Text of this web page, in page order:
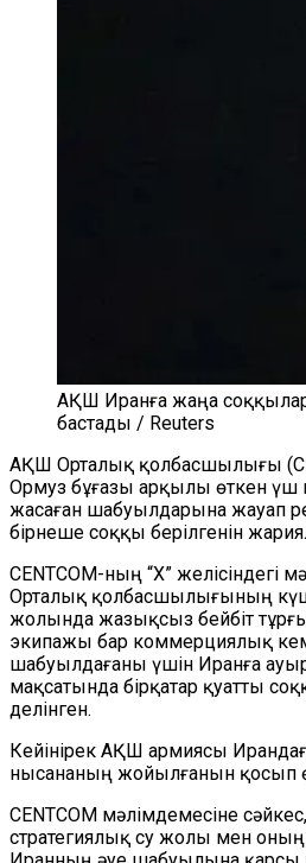
АҚШ Иранға жаңа
бастады / Reuters
АҚШ Орталық қолбасшылығы
Ормуз бұғазы арқылы өткен
жасаған шабуылдарына жауап
бірнеше соққы берілгенін
CENTCOM-ның “Х” желісіндегі
Орталық қолбасшылығының
жолында жазықсыз бейбіт
экипажы бар коммерциялық
шабуылдағаны үшін Иранға
мақсатында бірқатар қуатты
делінген.
Кейінірек АҚШ армиясы
нысананың жойылғанын қосып
CENTCOM мәлімдемесіне
стратегиялық су жолы мен